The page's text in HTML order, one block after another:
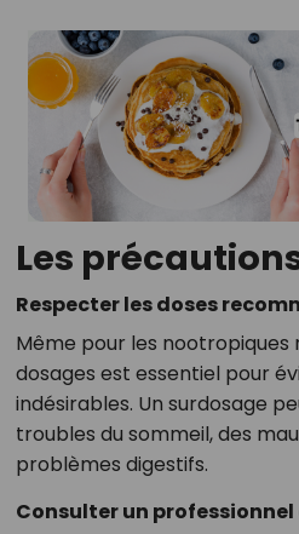
Les
Respecter les doses
Même pour les
dosages est essentiel pour
indésirables. Un surdosage
troubles du sommeil, des
problèmes digestifs.
Consulter un